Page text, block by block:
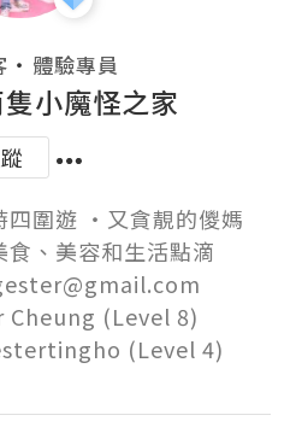
・ 體驗專員
小魔怪之家
圍遊 ‧又貪靚的儍媽
、美容和生活點滴
Cheung (Level 8)